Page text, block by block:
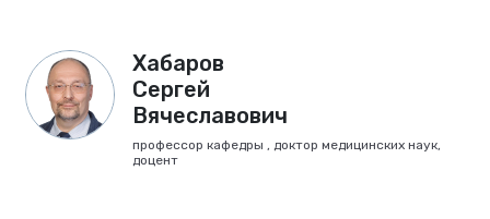
Хабаров
Сергей
Вячеславович
профессор кафедры , доктор медицинских наук,
доцент